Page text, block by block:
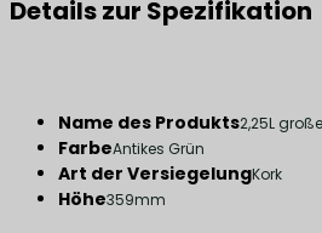
Details zur Spezifikation
Name des Produkts2,25L
FarbeAntikes Grün
Art der VersiegelungKork
Höhe359mm